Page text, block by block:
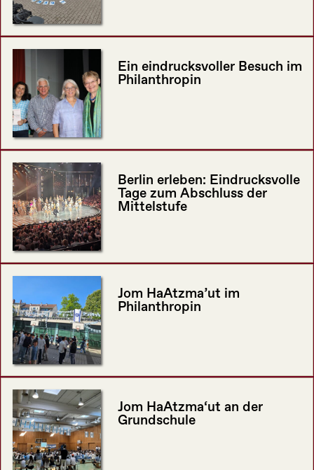
Ein eindrucksvoller Besuch im
Philanthropin
Berlin erleben: Eindrucksvolle
Tage zum Abschluss der
Mittelstufe
Jom HaAtzma’ut im
Philanthropin
Jom HaAtzma‘ut an der
Grundschule